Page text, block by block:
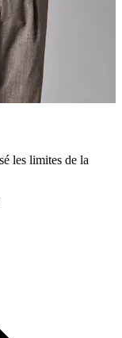
les limites de la